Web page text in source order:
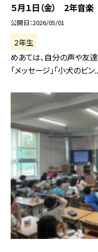
５月１日（金） 2年音楽
公開日 2026/05/01
２年生
めあては、自分の声や友達
「メッセージ」「小犬のビン